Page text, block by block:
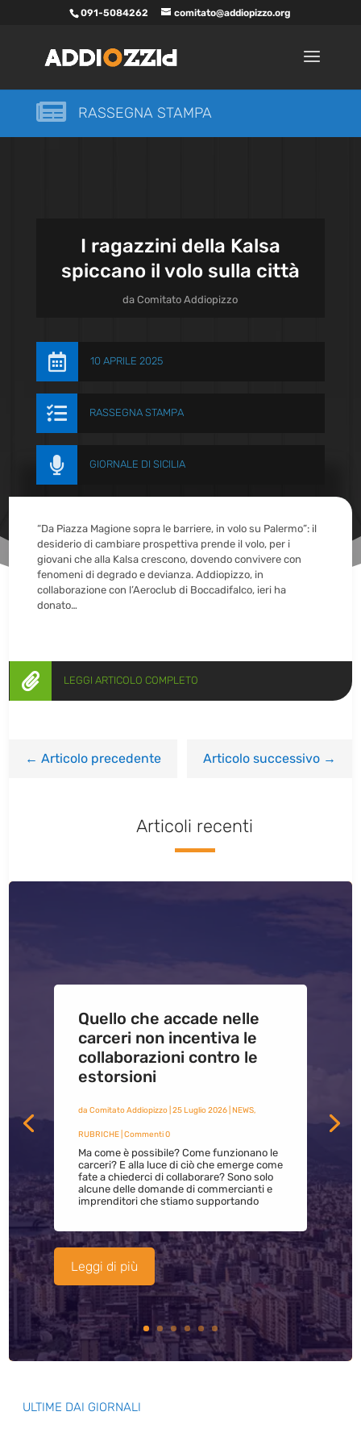
091-5084262 comitato@addiopizzo.org
 RASSEGNA STAMPA
I ragazzini della Kalsa
spiccano il volo sulla città
daComitato Addiopizzo
 10 APRILE 2025
 RASSEGNA STAMPA
 GIORNALE DI SICILIA
“Da Piazza Magione sopra le barriere, in volo su Palermo”: il
desiderio di cambiare prospettiva prende il volo, per i
giovani che alla Kalsa crescono, dovendo convivere con
fenomeni di degrado e devianza. Addiopizzo, in
collaborazione con l’Aeroclub di Boccadifalco, ieri ha
donato…
 LEGGI ARTICOLO COMPLETO
←Articolo precedente Articolo successivo→
Articoli recenti
Quello che accade nelle
carceri non incentiva le
collaborazioni contro le
estorsioni
da Comitato Addiopizzo| 25 Luglio 2026| NEWS,
RUBRICHE| Commenti 0
Ma come è possibile? Come funzionano le
carceri? E alla luce di ciò che emerge come
fate a chiederci di collaborare? Sono solo
alcune delle domande di commercianti e
imprenditori che stiamo supportando
Leggi di più
ULTIME DAI GIORNALI